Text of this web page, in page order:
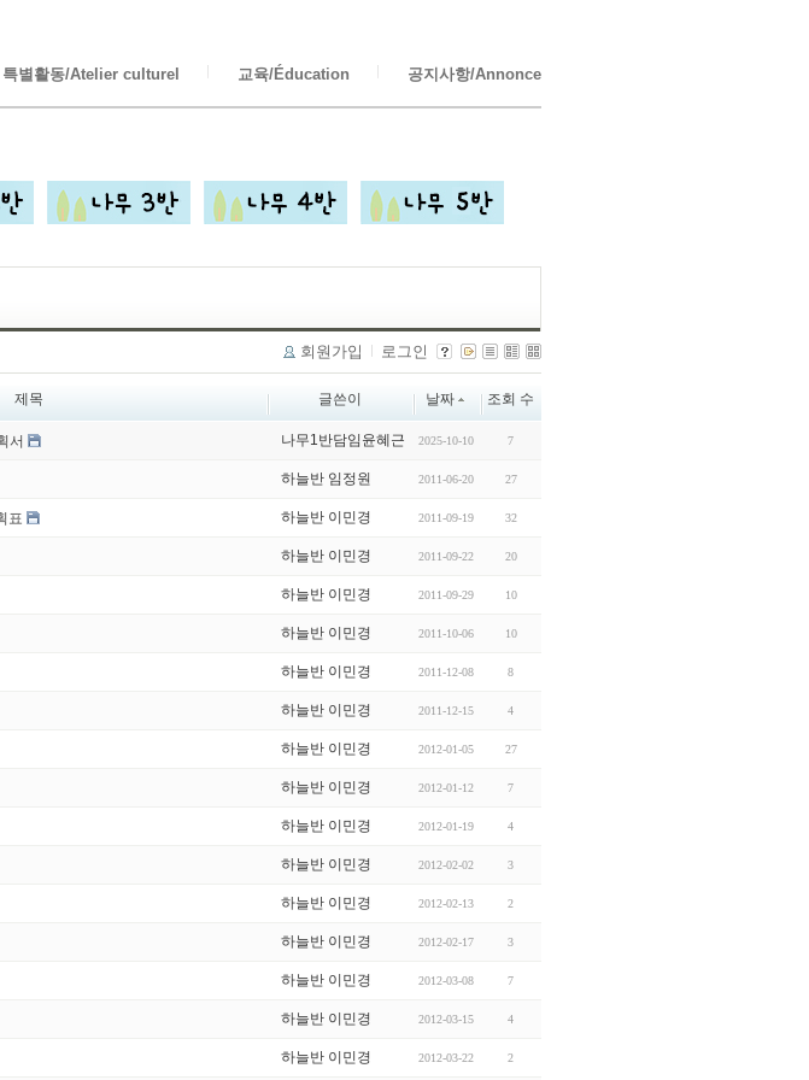
특별활동/Atelier culturel 교육/Éducation 공지사항/Annonce
회원가입 로그인
제목 글쓴이 날짜 조회 수
서 나무1반담임윤혜근 2025-10-10 7
하늘반 임정원 2011-06-20 27
표 하늘반 이민경 2011-09-19 32
하늘반 이민경 2011-09-22 20
하늘반 이민경 2011-09-29 10
하늘반 이민경 2011-10-06 10
하늘반 이민경 2011-12-08 8
하늘반 이민경 2011-12-15 4
하늘반 이민경 2012-01-05 27
하늘반 이민경 2012-01-12 7
하늘반 이민경 2012-01-19 4
하늘반 이민경 2012-02-02 3
하늘반 이민경 2012-02-13 2
하늘반 이민경 2012-02-17 3
하늘반 이민경 2012-03-08 7
하늘반 이민경 2012-03-15 4
하늘반 이민경 2012-03-22 2